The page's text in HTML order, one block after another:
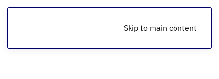
Skip to main content
الرئيسية